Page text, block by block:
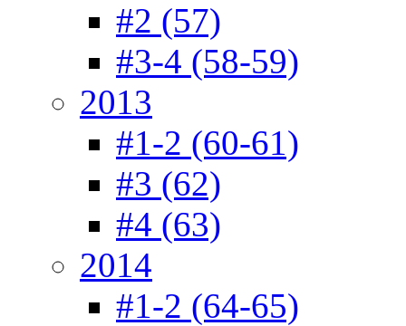
#2 (57)
#3-4 (58-59)
2013
#1-2 (60-61)
#3 (62)
#4 (63)
2014
#1-2 (64-65)